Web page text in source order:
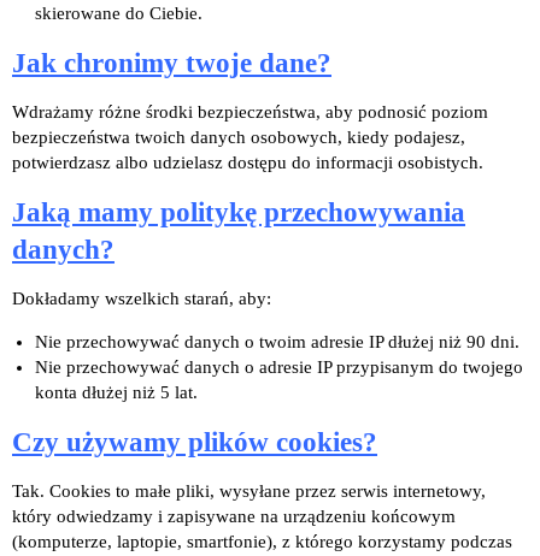
skierowane do Ciebie.
Jak chronimy twoje dane?
Wdrażamy różne środki bezpieczeństwa, aby podnosić poziom
bezpieczeństwa twoich danych osobowych, kiedy podajesz,
potwierdzasz albo udzielasz dostępu do informacji osobistych.
Jaką mamy politykę przechowywania
danych?
Dokładamy wszelkich starań, aby:
Nie przechowywać danych o twoim adresie IP dłużej niż 90 dni.
Nie przechowywać danych o adresie IP przypisanym do twojego
konta dłużej niż 5 lat.
Czy używamy plików cookies?
Tak. Cookies to małe pliki, wysyłane przez serwis internetowy,
który odwiedzamy i zapisywane na urządzeniu końcowym
(komputerze, laptopie, smartfonie), z którego korzystamy podczas